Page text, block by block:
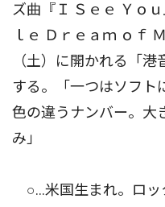
ズ曲『Ｉ Ｓｅｅ Ｙｏ
ｌｅ Ｄｒｅａｍ ｏｆ
（土）に開かれる「
する。「一つはソフト
色の違うナンバー。大
み」
○…米国生まれ。ロッ